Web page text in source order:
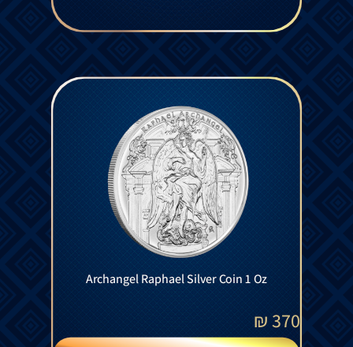
Archangel Raphael Silver Coin 1 Oz
370
₪